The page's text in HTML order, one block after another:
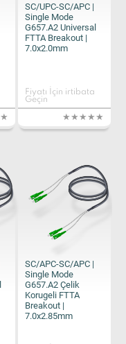
SC/UPC-SC/APC |
Single Mode
G657.A2 Universal
FTTA Breakout |
7.0x2.0mm
Fiyatı İçin irtibata
Geçin
SC/APC-SC/APC |
Single Mode
G657.A2 Çelik
Korugeli FTTA
Breakout |
7.0x2.85mm